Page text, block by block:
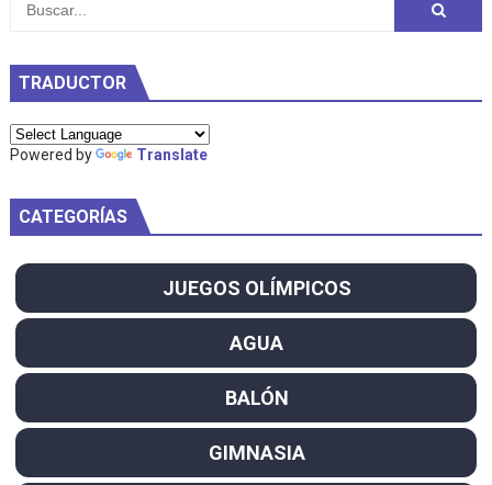
TRADUCTOR
Powered by Translate
CATEGORÍAS
JUEGOS OLÍMPICOS
AGUA
BALÓN
GIMNASIA